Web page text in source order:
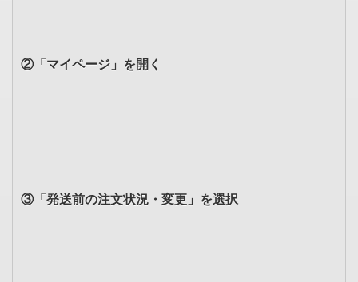
②「マイページ」を開く
③「発送前の注文状況・変更」を選択